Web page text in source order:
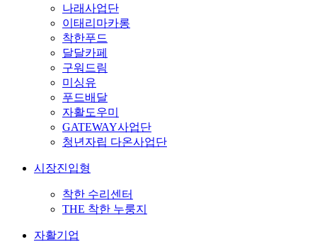
나래사업단
이태리마카롱
착한푸드
달달카페
구워드림
미싱유
푸드배달
자활도우미
GATEWAY사업단
청년자립 다온사업단
시장진입형
착한 수리센터
THE 착한 누룽지
자활기업